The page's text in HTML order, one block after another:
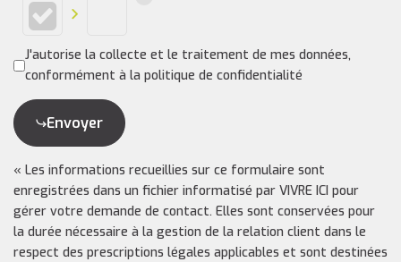
J'autorise la collecte et le traitement de mes données,
conformément à la politique de confidentialité
Envoyer
« Les informations recueillies sur ce formulaire sont
enregistrées dans un fichier informatisé par VIVRE ICI pour
gérer votre demande de contact. Elles sont conservées pour
la durée nécessaire à la gestion de la relation client dans le
respect des prescriptions légales applicables et sont destinées